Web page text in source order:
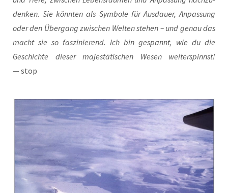
den­ken. Sie könn­ten als Sym­bo­le für Aus­dau­er, Anpas­sung
oder den Über­gang zwi­schen Wel­ten ste­hen – und genau das
macht sie so fas­zi­nie­rend. Ich bin gespannt, wie du die
Geschich­te die­ser majes­tä­ti­schen Wesen wei­ter­spinnst!
— stop